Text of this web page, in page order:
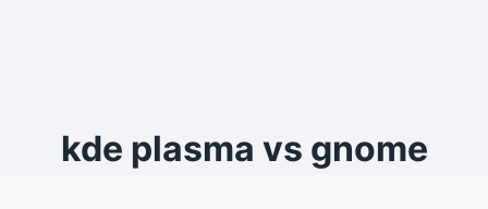
kde plasma vs gnome